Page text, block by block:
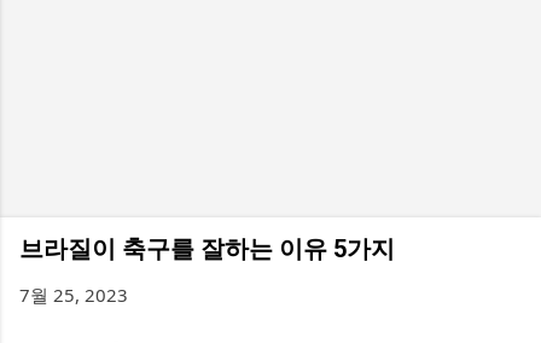
브라질이 축구를 잘하는 이유 5가지
7월 25, 2023